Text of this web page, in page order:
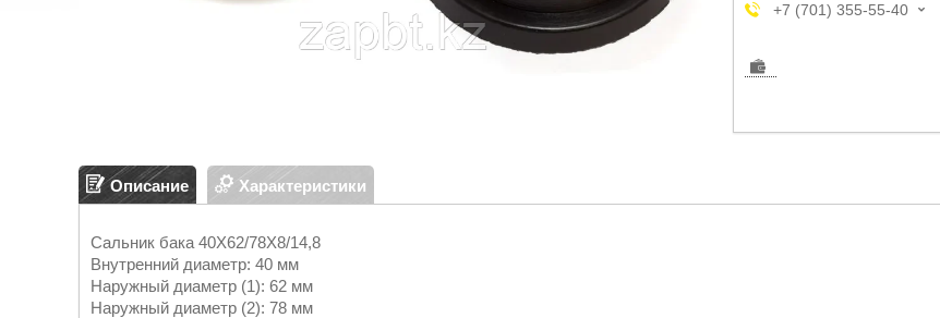
+7 (701) 355-55-40
Описание Характеристики
Сальник бака 40Х62/78Х8/14,8
Внутренний диаметр: 40 мм
Наружный диаметр (1): 62 мм
Наружный диаметр (2): 78 мм